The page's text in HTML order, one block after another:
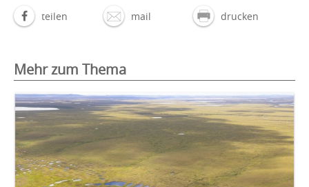
teilen mail drucken
Mehr zum Thema